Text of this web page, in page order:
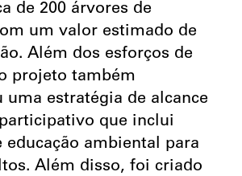
de 200 árvores de
um valor estimado de
Além dos esforços de
projeto também
uma estratégia de alcance
que inclui
educação ambiental para
Além disso, foi criado